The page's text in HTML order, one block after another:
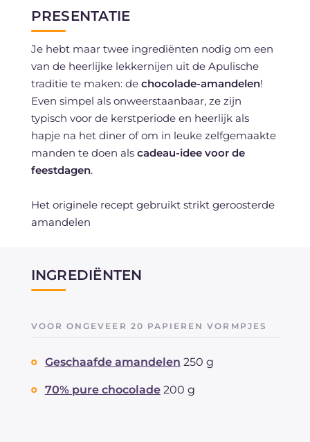
PRESENTATIE
Je hebt maar twee ingrediënten nodig om een
van de heerlijke lekkernijen uit de Apulische
traditie te maken: de chocolade-amandelen!
Even simpel als onweerstaanbaar, ze zijn
typisch voor de kerstperiode en heerlijk als
hapje na het diner of om in leuke zelfgemaakte
manden te doen als cadeau-idee voor de
feestdagen.
Het originele recept gebruikt strikt geroosterde
amandelen
INGREDIËNTEN
VOOR ONGEVEER 20 PAPIEREN VORMPJES
Geschaafde amandelen 250 g
70% pure chocolade 200 g